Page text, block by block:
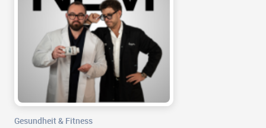
Gesundheit & Fitness